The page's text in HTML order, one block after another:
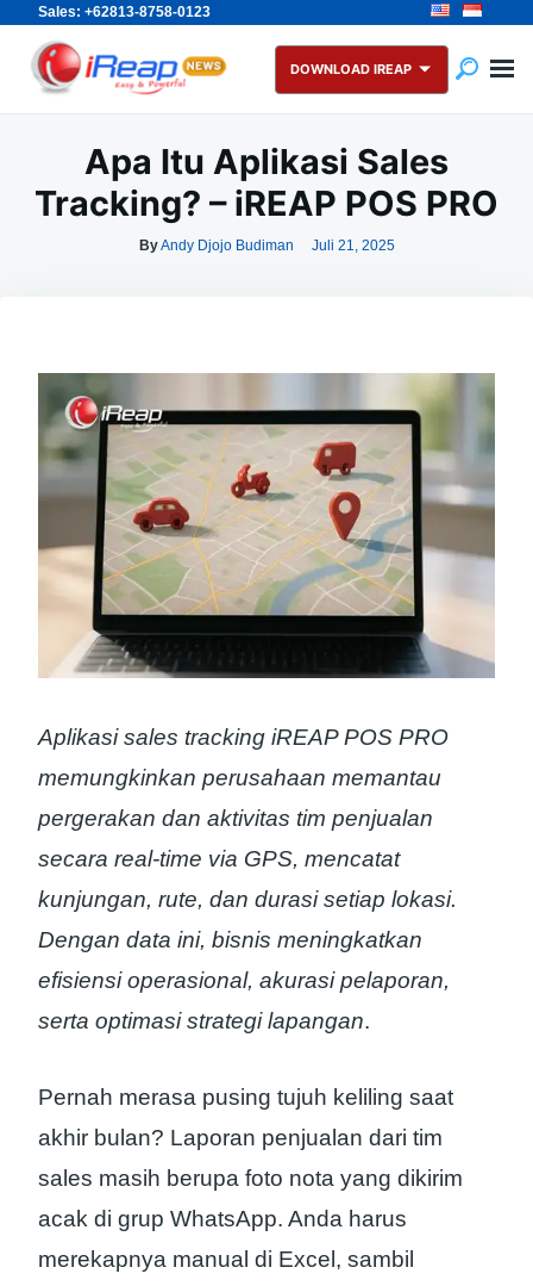
Sales: +62813-8758-0123
Skip
content
Search
for:
DOWNLOAD IREAP
Apa Itu Aplikasi Sales
Tracking? – iREAP POS PRO
ByAndy Djojo Budiman Juli 21, 2025
Aplikasi sales tracking iREAP POS PRO
memungkinkan perusahaan memantau
pergerakan dan aktivitas tim penjualan
secara real‑time via GPS, mencatat
kunjungan, rute, dan durasi setiap lokasi.
Dengan data ini, bisnis meningkatkan
efisiensi operasional, akurasi pelaporan,
serta optimasi strategi lapangan.
Pernah merasa pusing tujuh keliling saat
akhir bulan? Laporan penjualan dari tim
sales masih berupa foto nota yang dikirim
acak di grup WhatsApp. Anda harus
merekapnya manual di Excel, sambil